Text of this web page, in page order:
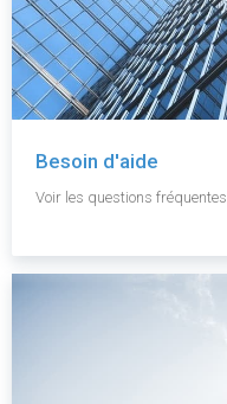
Besoin d'aide
Voir les questions fréquentes.